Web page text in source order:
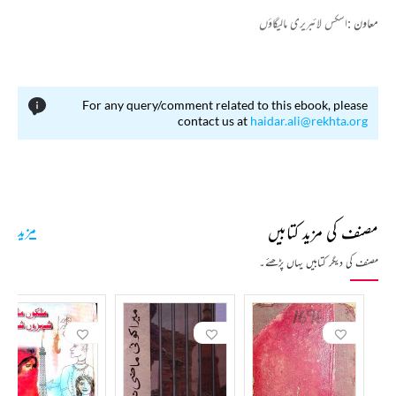
معاون :اسکس لائبریری مالیگاؤں
For any query/comment related to this ebook, please
contact us at haidar.ali@rekhta.org
مصنف کی مزید کتابیں
مصنف کی دیگر کتابیں یہاں پڑھئے۔
مزید